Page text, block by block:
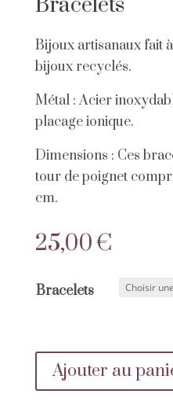
Bijoux artisanaux fait
bijoux recyclés.
Métal : Acier
placage ionique.
Dimensions : Ces
tour de poignet
cm.
25,00€
Bracelets
Ajouter au